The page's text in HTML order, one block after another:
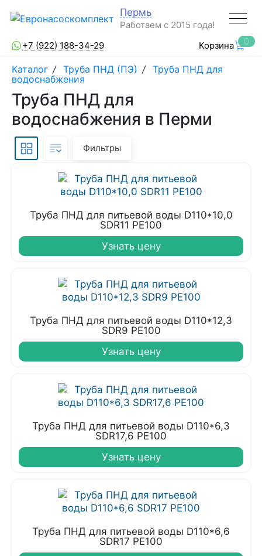
Пермь
Работаем с 2015 года!
+7 (922) 188-34-29
Корзина 0
Каталог / Труба ПНД (ПЭ) / Труба ПНД для
водоснабжения
Труба ПНД для
водоснабжения в Перми
Фильтры
Труба ПНД для питьевой воды D110*10,0
SDR11 PE100
Узнать цену
Труба ПНД для питьевой воды D110*12,3
SDR9 PE100
Узнать цену
Труба ПНД для питьевой воды D110*6,3
SDR17,6 PE100
Узнать цену
Труба ПНД для питьевой воды D110*6,6
SDR17 PE100